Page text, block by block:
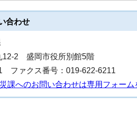
合わせ
2 盛岡市役所別館5階
ファクス番号：019-622-6211
へのお問い合わせは専用フォーム